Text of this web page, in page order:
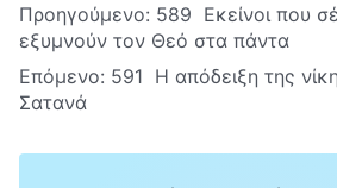
Προηγούμενο: 589 Εκείνοι που
εξυμνούν τον Θεό στα πάντα
Επόμενο: 591 Η απόδειξη της
Σατανά